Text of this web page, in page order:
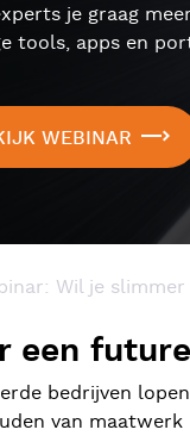
je graag
tools, apps en
WEBINAR
Wil je
een
bedrijven
van